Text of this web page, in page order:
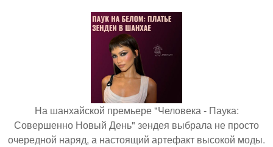
На шанхайской премьере "Человека - Паука:
Совершенно Новый День" зендея выбрала не просто
очередной наряд, а настоящий артефакт высокой моды.